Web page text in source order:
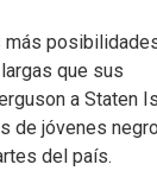
más
que sus
a Staten
de jóvenes
del país.